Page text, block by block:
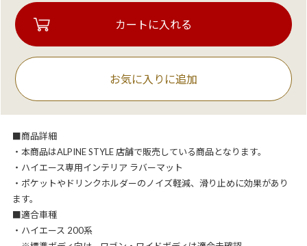
お気に入りに追加
■商品詳細
・本商品はALPINE STYLE 店舗で販売している商品となります。
・ハイエース専用インテリア ラバーマット
・ポケットやドリンクホルダーのノイズ軽減、滑り止めに効果があり
ます。
■適合車種
・ハイエース 200系